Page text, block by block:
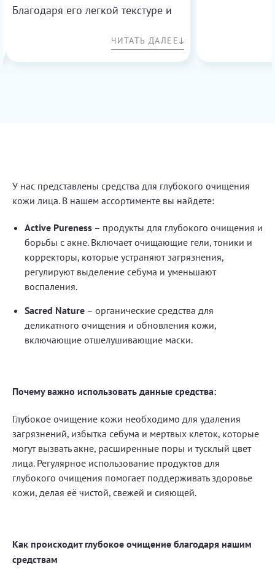
Благодаря его легкой текстуре и
удалось добиться идеального тена
и сгладить неровности. Крем
выглядит свежей и здоровой, а
макияж держится весь день.
ЧИТАТЬ ДАЛЕЕ
втирается.
У нас представлены средства для глубокого очищения
кожи лица. В нашем ассортименте вы найдете:
Active Pureness – продукты для глубокого очищения и
борьбы с акне. Включает очищающие гели, тоники и
корректоры, которые устраняют загрязнения,
регулируют выделение себума и уменьшают
воспаления.
Sacred Nature – органические средства для
деликатного очищения и обновления кожи,
включающие отшелушивающие маски.
Почему важно использовать данные средства:
Глубокое очищение кожи необходимо для удаления
загрязнений, избытка себума и мертвых клеток, которые
могут вызвать акне, расширенные поры и тусклый цвет
лица. Регулярное использование продуктов для
глубокого очищения помогает поддерживать здоровье
кожи, делая её чистой, свежей и сияющей.
Как происходит глубокое очищение благодаря нашим
средствам